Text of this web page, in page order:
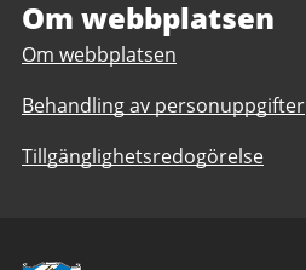
Väster
Om webbplatsen
Om webbplatsen
Behandling av personuppgifter
Tillgänglighetsredogörelse